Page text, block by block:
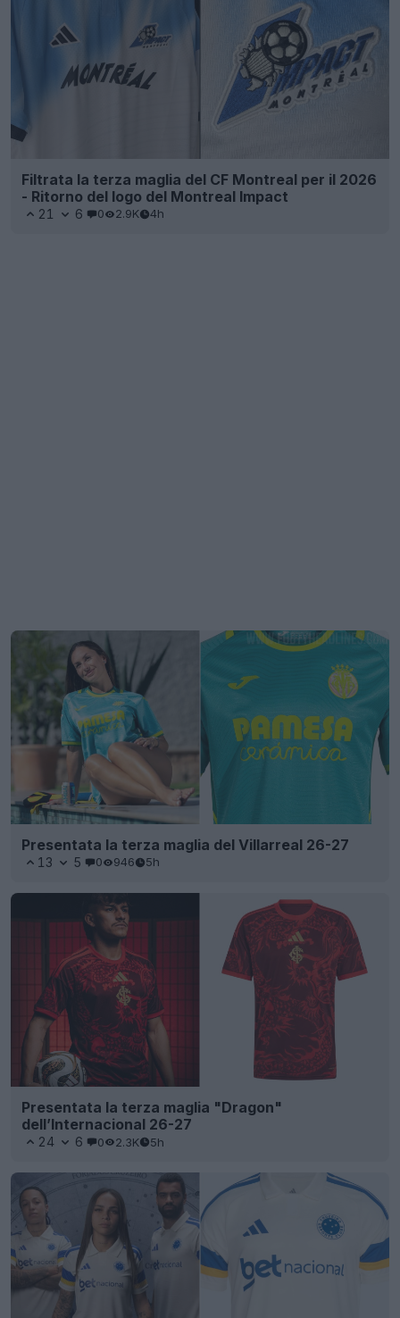
Filtrata la terza maglia del CF Montreal per il 2026
- Ritorno del logo del Montreal Impact
21 6 0 2.9K 4h
Presentata la terza maglia del Villarreal 26-27
13 5 0 946 5h
Presentata la terza maglia "Dragon"
dell’Internacional 26-27
24 6 0 2.3K 5h